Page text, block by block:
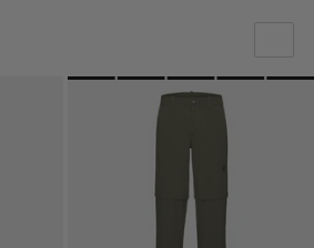
LA NOSTRA RACCOMANDAZIONE
COSA C'È DI NUOVO